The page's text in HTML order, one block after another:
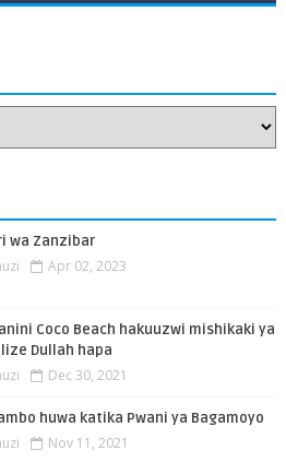
wa Zanzibar
Apr 02, 2023
Coco Beach hakuuzwi mishikaki ya
Dullah hapa
Dec 30, 2021
huwa katika Pwani ya Bagamoyo
Nov 11, 2021